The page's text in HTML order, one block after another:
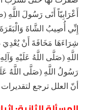
أَعْرَابِيّاً أَتَى رَسُولَ اللَّهِ
إِنِّي أُصِيبُ الشَّاةَ
شِرَاءَهَا مَخَافَةَ أَنْ
اللَّهِ (صَلَّى اللَّهُ عَلَيْهِ
أنّ العلل ترجع